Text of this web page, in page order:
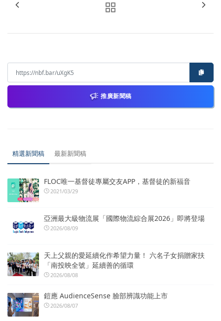
推廣新聞稿
精選新聞稿 最新新聞稿
FLOC唯一基督徒專屬交友APP，基督徒的新福音
2021/03/29
亞洲最大級物流展「國際物流綜合展2026」即將登場
2026/08/09
天上父親的愛延續化作希望力量！ 六名子女捐贈家扶
「南投映全號」延續善的循環
2026/08/08
鎧應 AudienceSense 臉部辨識功能上市
2026/08/07